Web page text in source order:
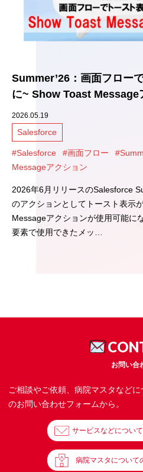
Summer’26：画面フロー
に~ Show Toast Message
2026.05.19
Salesforce
#Salesforce #画面フロー
Messageアクション
2026年6月リリースのSalesforce
のアクションとしてトースト表示
Messageアクションが使用可能に
要素で使用できたメッ…
お問い合
ご相談やご依頼、病院マスタなど
のお問い合わせフォームから。
サービスなどについ
病院マスタについて